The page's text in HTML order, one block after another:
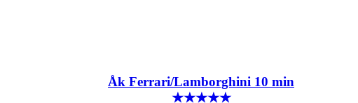
Åk Ferrari/Lamborghini 10 min
★★★★★